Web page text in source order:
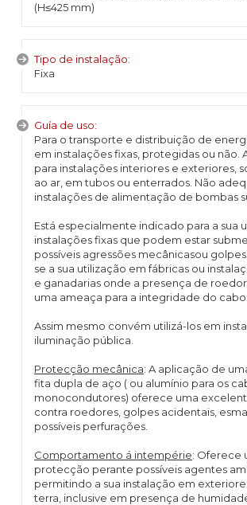
(H≤425 mm)
Tipo de instalação:
Fixa
Guía de uso:
Para o transporte e distribuição de
em instalações fixas, protegidas ou não.
para instalações interiores e exteriores,
ao ar, em tubos ou enterrados. Não
instalações de alimentação de bombas
Está especialmente indicado para a sua
instalações fixas que podem estar
possíveis agressões mecânicasou
se a sua utilização em fábricas ou
e ganadarias onde a presença de
uma ameaça para a integridade do cabo.
Assim mesmo convém utilizá-los em
iluminação pública.
Protecção mecânica: A aplicação de
fita dupla de aço ( ou alumínio para os
monocondutores) oferece uma
contra roedores, golpes acidentais,
possíveis perfurações.
Comportamento á intempérie: Oferece
protecção perante possíveis agentes
permitindo a sua instalação em
terra, inclusive em presença de